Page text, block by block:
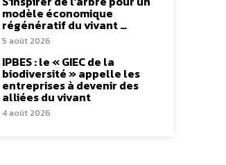
modèle économique
régénératif du vivant …
5 août 2026
IPBES : le « GIEC de la
biodiversité » appelle les
entreprises à devenir des
alliées du vivant
4 août 2026